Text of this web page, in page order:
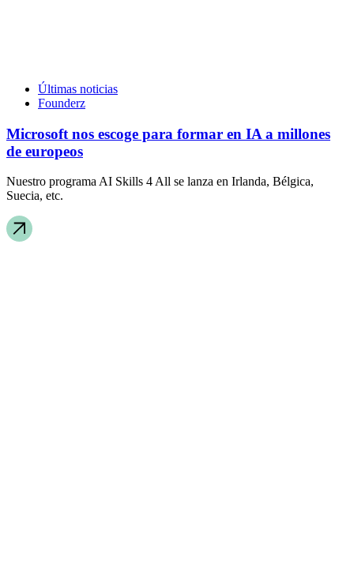
Últimas noticias
Founderz
Microsoft nos escoge para formar en IA a millones
de europeos
Nuestro programa AI Skills 4 All se lanza en Irlanda, Bélgica,
Suecia, etc.